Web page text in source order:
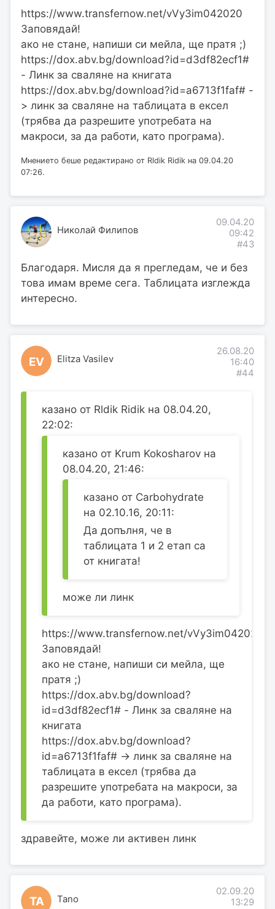
https://www.transfernow.net/vVy3im042020
Заповядай!
ако не стане, напиши си мейла, ще пратя ;)
https://dox.abv.bg/download?id=d3df82ecf1#
- Линк за сваляне на книгата
https://dox.abv.bg/download?id=a6713f1faf# -
> линк за сваляне на таблицата в ексел
(трябва да разрешите употребата на
макроси, за да работи, като програма).
Мнението беше редактирано от Rldik Ridik на 09.04.20
07:26.
Николай Филипов
09.04.20
09:42
#43
Благодаря. Мисля да я прегледам, че и без
това имам време сега. Таблицата изглежда
интересно.
EV Elitza Vasilev
26.08.20
16:40
#44
казано от Rldik Ridik на 08.04.20,
22:02:
казано от Krum Kokosharov на
08.04.20, 21:46:
казано от Carbohydrate
на 02.10.16, 20:11:
Да допълня, че в
таблицата 1 и 2 етап са
от книгата!
може ли линк
https://www.transfernow.net/vVy3im042020
Заповядай!
ако не стане, напиши си мейла, ще
пратя ;)
https://dox.abv.bg/download?
id=d3df82ecf1# - Линк за сваляне на
книгата
https://dox.abv.bg/download?
id=a6713f1faf# -> линк за сваляне на
таблицата в ексел (трябва да
разрешите употребата на макроси, за
да работи, като програма).
здравейте, може ли активен линк
TA Tano
02.09.20
13:29